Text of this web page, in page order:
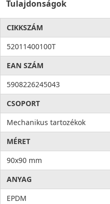
Tulajdonságok
CIKKSZÁM
52011400100T
EAN SZÁM
5908226245043
CSOPORT
Mechanikus tartozékok
MÉRET
90x90 mm
ANYAG
EPDM